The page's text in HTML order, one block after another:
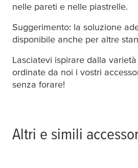
nelle pareti e nelle piastrelle.
Suggerimento: la soluzione
disponibile anche per altre
Lasciatevi ispirare dalla
ordinate da noi i vostri
senza forare!
Altri e simili